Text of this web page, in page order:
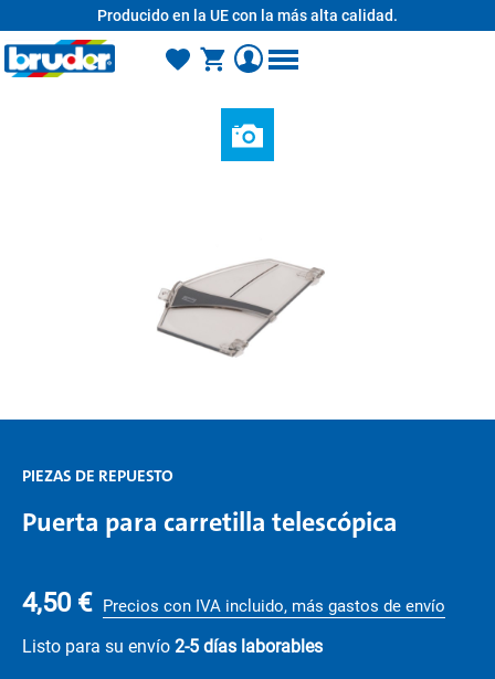
Producido en la UE con la más alta calidad.
PIEZAS DE REPUESTO
Puerta para carretilla telescópica
4,50 € Precios con IVA incluido, más gastos de envío
Listo para su envío 2-5 días laborables